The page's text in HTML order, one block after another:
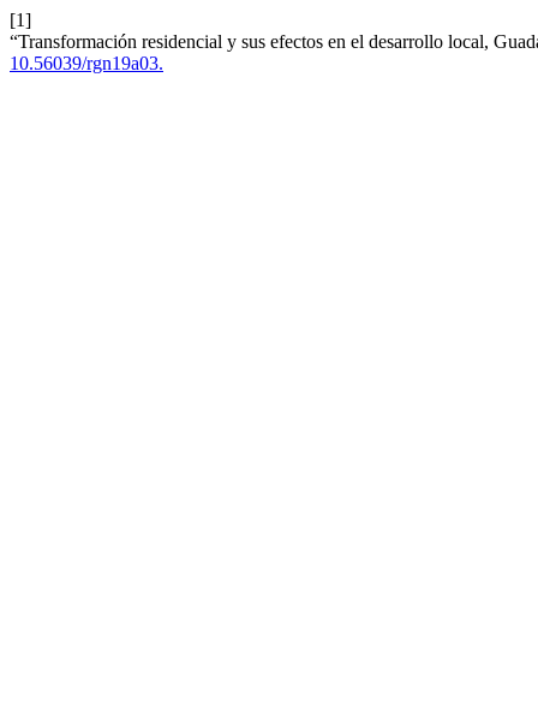
[1]
“Transformación residencial y sus efectos en el desarrollo local,
10.56039/rgn19a03.